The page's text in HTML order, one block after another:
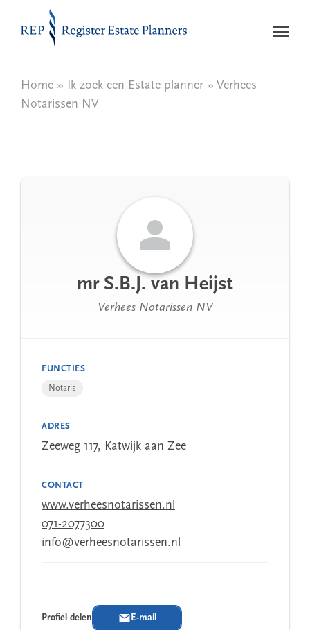
Naar de inhoud
Home » Ik zoek een Estate planner » Verhees
Notarissen NV
mr S.B.J. van Heijst
Verhees Notarissen NV
FUNCTIES
Notaris
ADRES
Zeeweg 117, Katwijk aan Zee
CONTACT
www.verheesnotarissen.nl
071-2077300
info@verheesnotarissen.nl
Profiel delen E-mail